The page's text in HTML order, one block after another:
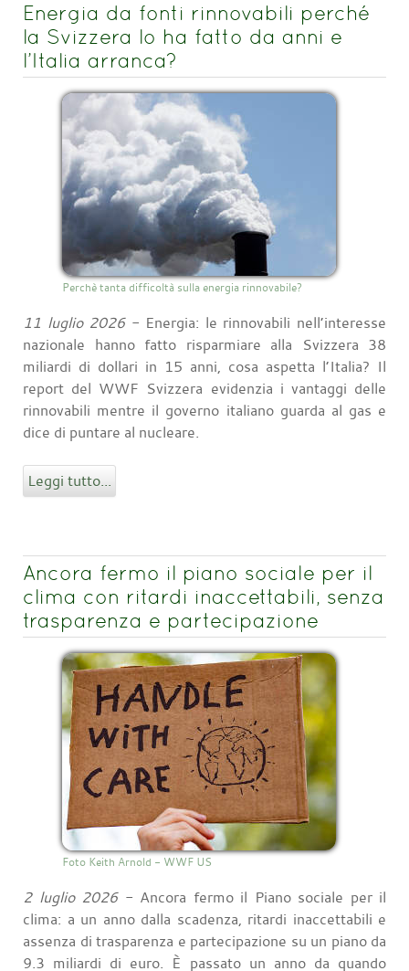
Energia da fonti rinnovabili perché
la Svizzera lo ha fatto da anni e
l’Italia arranca?
Perchè tanta difficoltà sulla energia rinnovabile?
11 luglio 2026- Energia: le rinnovabili nell’interesse
nazionale hanno fatto risparmiare alla Svizzera 38
miliardi di dollari in 15 anni, cosa aspetta l’Italia? Il
report del WWF Svizzera evidenzia i vantaggi delle
rinnovabili mentre il governo italiano guarda al gas e
dice di puntare al nucleare.
Leggi tutto...
Ancora fermo il piano sociale per il
clima con ritardi inaccettabili, senza
trasparenza e partecipazione
Foto Keith Arnold - WWF US
2 luglio 2026- Ancora fermo il Piano sociale per il
clima: a un anno dalla scadenza, ritardi inaccettabili e
assenza di trasparenza e partecipazione su un piano da
9.3 miliardi di euro. È passato un anno da quando